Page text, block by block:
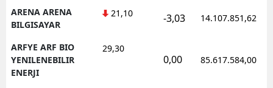
ARENA ARENA
BILGISAYAR
21,10 -3,03 14.107.851,62
ARFYE ARF BIO
YENILENEBILIR
ENERJI
29,30
0,00 85.617.584,00